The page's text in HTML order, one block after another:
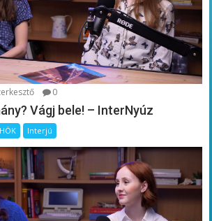
0
Vágj bele! – InterNyúz
HÖK Interjú